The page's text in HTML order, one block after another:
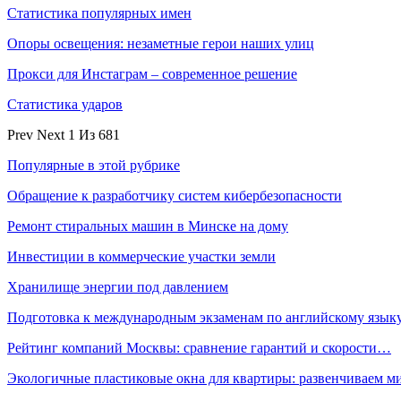
Статистика популярных имен
Опоры освещения: незаметные герои наших улиц
Прокси для Инстаграм – современное решение
Статистика ударов
Prev Next 1 Из 681
Популярные в этой рубрике
Обращение к разработчику систем кибербезопасности
Ремонт стиральных машин в Минске на дому
Инвестиции в коммерческие участки земли
Хранилище энергии под давлением
Подготовка к международным экзаменам по английскому
Рейтинг компаний Москвы: сравнение гарантий и скорости…
Экологичные пластиковые окна для квартиры: развенчиваем